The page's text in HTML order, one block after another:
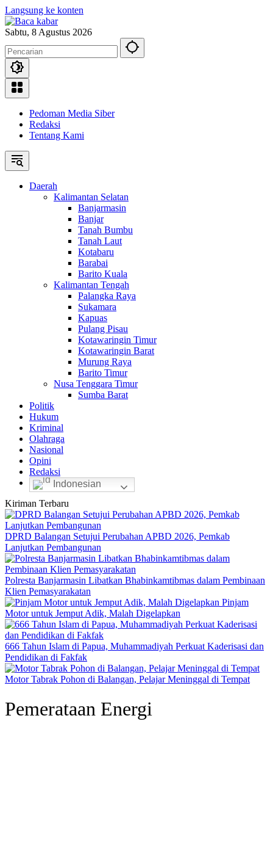
Langsung ke konten
Sabtu, 8 Agustus 2026
Pedoman Media Siber
Redaksi
Tentang Kami
Daerah
Kalimantan Selatan
Banjarmasin
Banjar
Tanah Bumbu
Tanah Laut
Kotabaru
Barabai
Barito Kuala
Kalimantan Tengah
Palangka Raya
Sukamara
Kapuas
Pulang Pisau
Kotawaringin Timur
Kotawaringin Barat
Murung Raya
Barito Timur
Nusa Tenggara Timur
Sumba Barat
Politik
Hukum
Kriminal
Olahraga
Nasional
Opini
Redaksi
Indonesian
Kiriman Terbaru
DPRD Balangan Setujui Perubahan APBD 2026, Pemkab
Lanjutkan Pembangunan
Polresta Banjarmasin Libatkan Bhabinkamtibmas dalam Pembinaan
Klien Pemasyarakatan
Pinjam
Motor untuk Jemput Adik, Malah Digelapkan
666 Tahun Islam di Papua, Muhammadiyah Perkuat Kaderisasi dan
Pendidikan di Fakfak
Motor Tabrak Pohon di Balangan, Pelajar Meninggal di Tempat
Pemerataan Energi